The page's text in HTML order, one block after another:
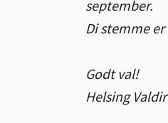
september.
Di stemme
Godt val!
Helsing